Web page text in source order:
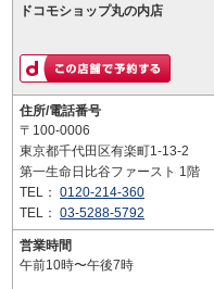
ドコモショップ丸の内店
住所/電話番号
〒100-0006
東京都千代田区有楽町1-13-2
第一生命日比谷ファースト 1階
TEL： 0120-214-360
TEL： 03-5288-5792
営業時間
午前10時〜午後7時